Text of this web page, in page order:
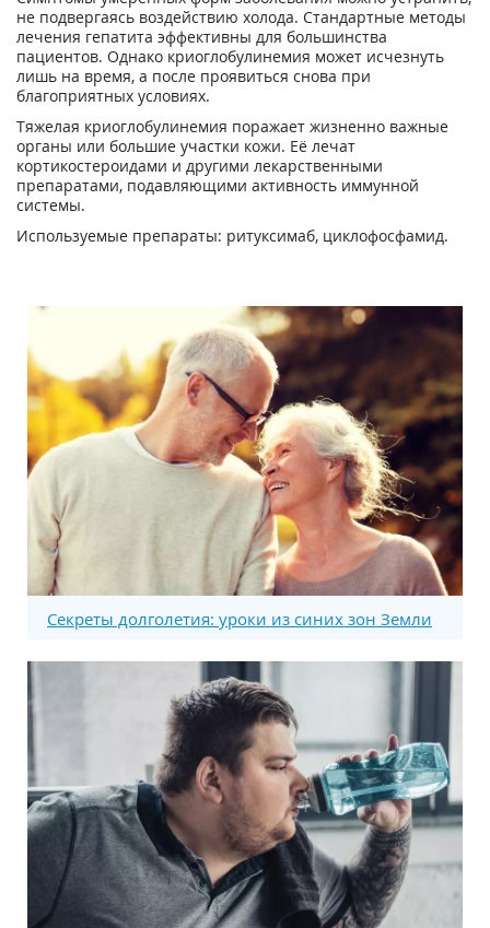
не подвергаясь воздействию холода. Стандартные методы
лечения гепатита эффективны для большинства
пациентов. Однако криоглобулинемия может исчезнуть
лишь на время, а после проявиться снова при
благоприятных условиях.
Тяжелая криоглобулинемия поражает жизненно важные
органы или большие участки кожи. Её лечат
кортикостероидами и другими лекарственными
препаратами, подавляющими активность иммунной
системы.
Используемые препараты: ритуксимаб, циклофосфамид.
Секреты долголетия: уроки из синих зон Земли